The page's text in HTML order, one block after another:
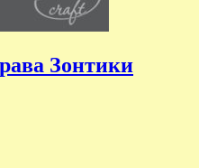
Зонтики